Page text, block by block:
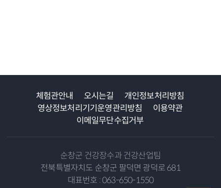
체험관안내 오시는길
개인정보처리방침
영상정보처리기기운영관리방침
이용약관
이메일무단수집거부
순창군 건강장수과 건강산업팀
전북특별자치도 순창군 팔덕면 광덕로 681
대표번호 : 063-650-1550